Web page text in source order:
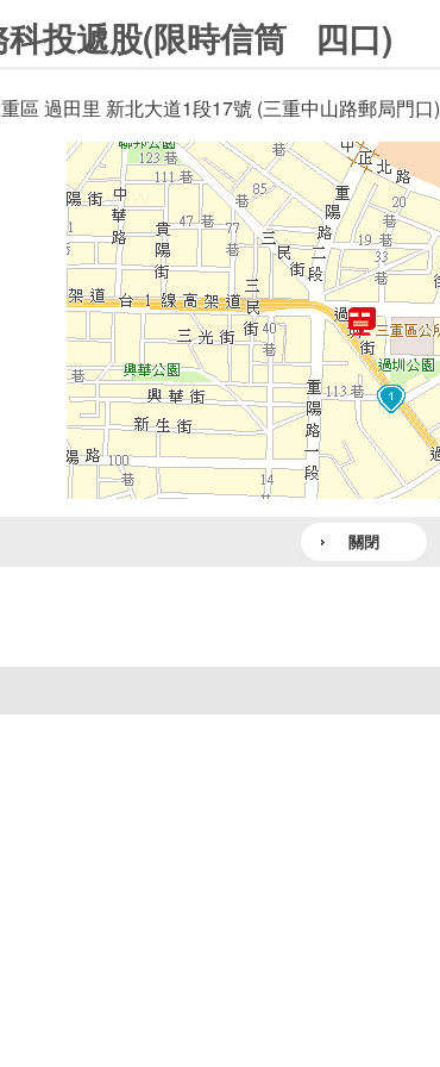
科投遞股(限時信筒 四口)
區 過田里 新北大道1段17號 (三重中山路郵局門口)